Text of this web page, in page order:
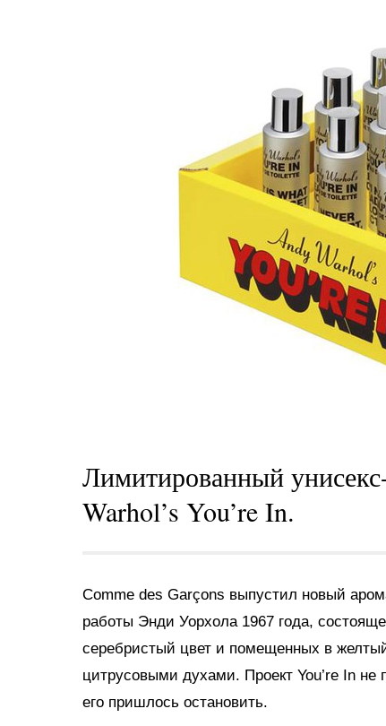
Лимитированный
Warhol’s You’re In.
Comme des Garçons выпустил новый
работы Энди Уорхола 1967 года,
серебристый цвет и помещенных в
цитрусовыми духами. Проект You’re In не
его пришлось остановить.